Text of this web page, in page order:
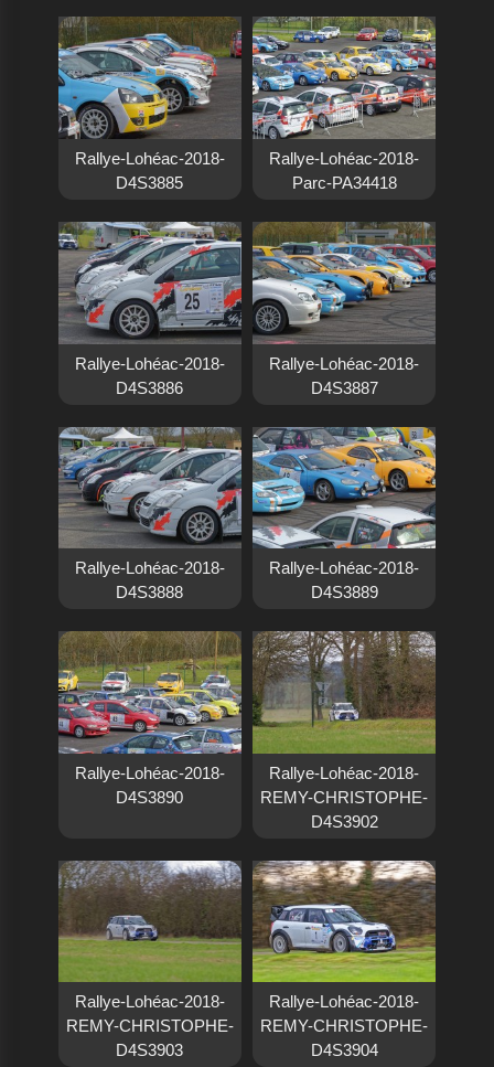
Rallye-Lohéac-2018-
D4S3885
Rallye-Lohéac-2018-
Parc-PA34418
Rallye-Lohéac-2018-
D4S3886
Rallye-Lohéac-2018-
D4S3887
Rallye-Lohéac-2018-
D4S3888
Rallye-Lohéac-2018-
D4S3889
Rallye-Lohéac-2018-
D4S3890
Rallye-Lohéac-2018-
REMY-CHRISTOPHE-
D4S3902
Rallye-Lohéac-2018-
REMY-CHRISTOPHE-
D4S3903
Rallye-Lohéac-2018-
REMY-CHRISTOPHE-
D4S3904